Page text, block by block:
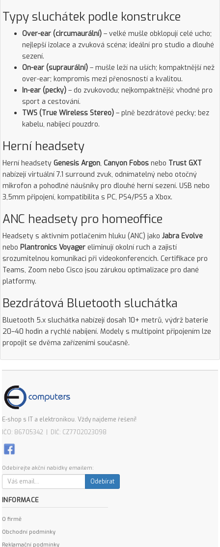
Typy sluchátek podle konstrukce
Over-ear (circumaurální) – velké mušle obklopují celé ucho;
nejlepší izolace a zvuková scéna; ideální pro studio a dlouhé
sezení.
On-ear (supraurální) – mušle leží na uších; kompaktnější než
over-ear; kompromis mezi přenosností a kvalitou.
In-ear (pecky) – do zvukovodu; nejkompaktnější; vhodné pro
sport a cestování.
TWS (True Wireless Stereo) – plně bezdrátové pecky; bez
kabelu, nabíjecí pouzdro.
Herní headsety
Herní headsety Genesis Argon, Canyon Fobos nebo Trust GXT
nabízejí virtuální 7.1 surround zvuk, odnímatelný nebo otočný
mikrofon a pohodlné náušníky pro dlouhé herní sezení. USB nebo
3,5mm připojení, kompatibilita s PC, PS4/PS5 a Xbox.
ANC headsety pro homeoffice
Headsety s aktivním potlačením hluku (ANC) jako Jabra Evolve
nebo Plantronics Voyager eliminují okolní ruch a zajistí
srozumitelnou komunikaci při videokonferencích. Certifikace pro
Teams, Zoom nebo Cisco jsou zárukou optimalizace pro dané
platformy.
Bezdrátová Bluetooth sluchátka
Bluetooth 5.x sluchátka nabízejí dosah 10+ metrů, výdrž baterie
20–40 hodin a rychlé nabíjení. Modely s multipoint připojením lze
propojit se dvěma zařízeními současně.
E-shop s IT a elektronikou. Vždy najdeme řešení!
IČO: 86705342 | DIČ: CZ7702023098
Odebírejte akční nabídky emailem:
Odebírat
INFORMACE
O firmě
Obchodní podmínky
Reklamační podmínky